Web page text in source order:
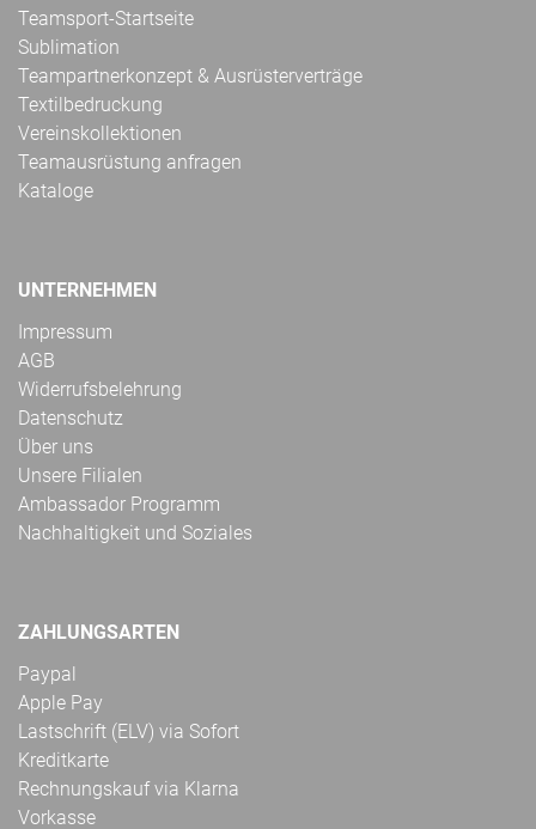
Teamsport-Startseite
Sublimation
Teampartnerkonzept & Ausrüsterverträge
Textilbedruckung
Vereinskollektionen
Teamausrüstung anfragen
Kataloge
UNTERNEHMEN
Impressum
AGB
Widerrufsbelehrung
Datenschutz
Über uns
Unsere Filialen
Ambassador Programm
Nachhaltigkeit und Soziales
ZAHLUNGSARTEN
Paypal
Apple Pay
Lastschrift (ELV) via Sofort
Kreditkarte
Rechnungskauf via Klarna
Vorkasse